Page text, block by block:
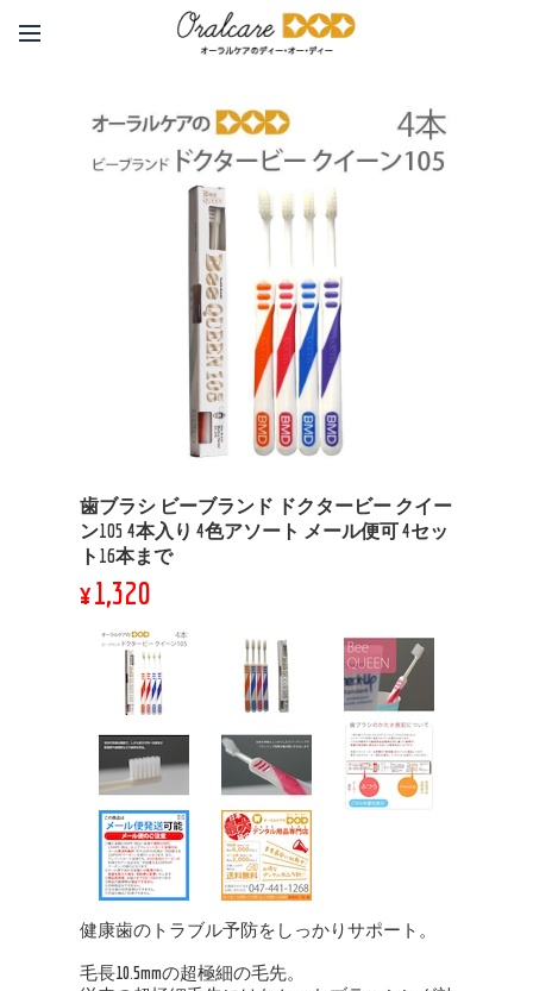
歯ブラシ ビーブランド ドクタービー クイー
ン105 4本入り 4色アソート メール便可 4セッ
ト16本まで
¥1,320
健康歯のトラブル予防をしっかりサポート。
毛長10.5mmの超極細の毛先。